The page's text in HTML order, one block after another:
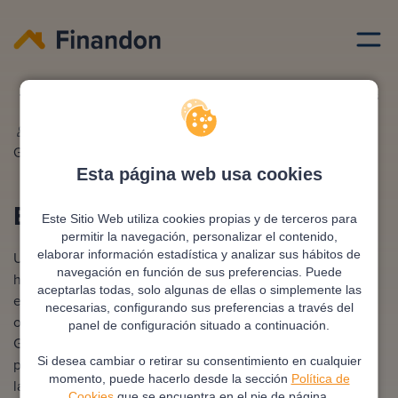
Esta página web usa cookies
Este Sitio Web utiliza cookies propias y de terceros para
permitir la navegación, personalizar el contenido,
elaborar información estadística y analizar sus hábitos de
navegación en función de sus preferencias. Puede
aceptarlas todas, solo algunas de ellas o simplemente las
necesarias, configurando sus preferencias a través del
panel de configuración situado a continuación.
Si desea cambiar o retirar su consentimiento en cualquier
momento, puede hacerlo desde la sección Política de
Broker hipotecario asturias
Gonzalez
Editado y revisado por
Broker hipotecario Asturias
Un broker hipotecario en Asturias te ayuda a encontrar la
hipoteca más adecuada según tus necesidades y situación
económica. Se encarga de comparar distintas entidades y
ofertas bancarias para ofrecerte mejores condiciones.
Gracias a su conocimiento del mercado, simplifica el
proceso y mejora tus opciones de obtener financiación en
la zona.